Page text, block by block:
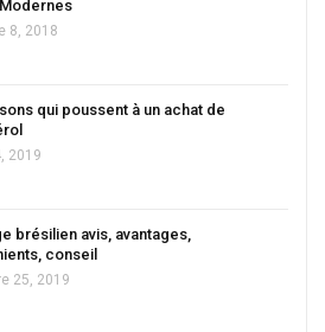
8, 2018
qui poussent à un achat de
2019
brésilien avis, avantages,
conseil
25, 2019